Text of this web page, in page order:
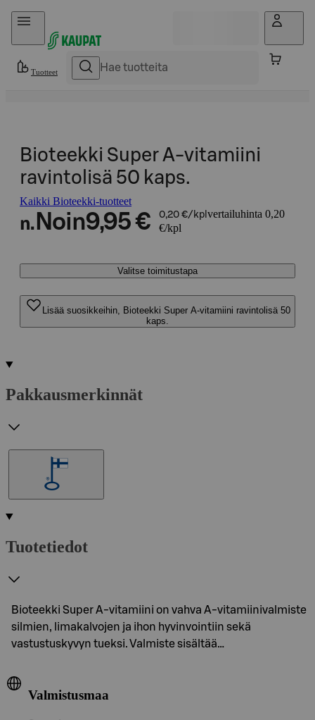
Hyppää sisältöön
Tuotteet
Bioteekki Super A-vitamiini
ravintolisä 50 kaps.
Kaikki Bioteekki-tuotteet
n. Noin9,95 € 0,20 €/kpl vertailuhinta 0,20
€/kpl
Valitse toimitustapa
Lisää suosikkeihin, Bioteekki Super A-vitamiini ravintolisä 50
kaps.
Pakkausmerkinnät
Tuotetiedot
Bioteekki Super A-vitamiini on vahva A-vitamiinivalmiste
silmien, limakalvojen ja ihon hyvinvointiin sekä
vastustuskyvyn tueksi. Valmiste sisältää…
Valmistusmaa